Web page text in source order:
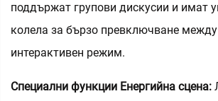
поддържат групови дискусии и имат
колела за бързо превключване между
интерактивен режим.
Специални функции Енергийна сцена: